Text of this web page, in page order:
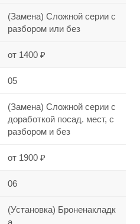
(Замена) Сложной серии с
разбором или без
от 1400 ₽
05
(Замена) Сложной серии с
доработкой посад. мест, с
разбором и без
от 1900 ₽
06
(Установка) Броненакладк
а